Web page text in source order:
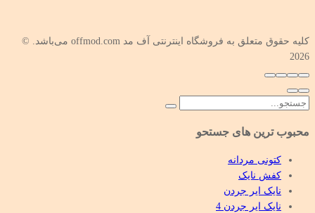
کليه حقوق متعلق به فروشگاه اینترنتی آف مد ‫offmod.com می‌باشد. ©
2026
محبوب ترین های جستحو
کتونی مردانه
کفش نایک
نایک ایر جردن
نایک ایر جردن 4